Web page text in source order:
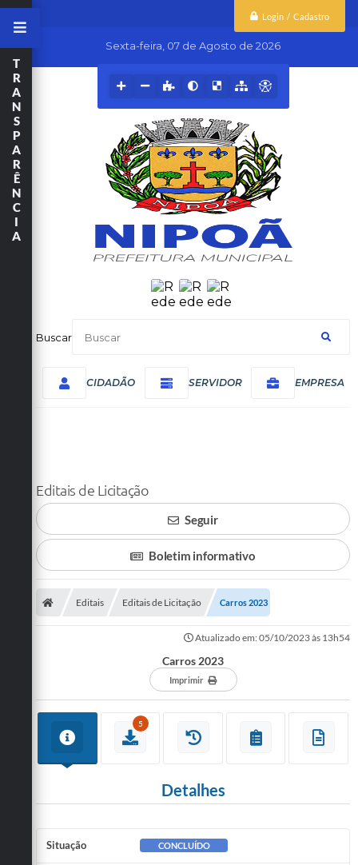
Login / Cadastro
Buscar
CIDADÃO SERVIDOR EMPRESA
Sexta-feira 07 de Agosto de 2026
T
R
A
N
S
P
A
R
Ê
N
C
I
A
Editais de Licitação
Seguir
Boletim informativo
Editais Editais de Licitação Carros 2023
Atualizado em: 05/10/2023 às 13h54
Carros 2023
Imprimir
5
Detalhes
Situação CONCLUÍDO